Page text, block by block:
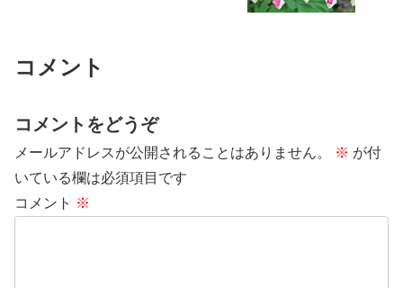
コメント
コメントをどうぞ
メールアドレスが公開されることはありません。 ※ が付
いている欄は必須項目です
コメント ※